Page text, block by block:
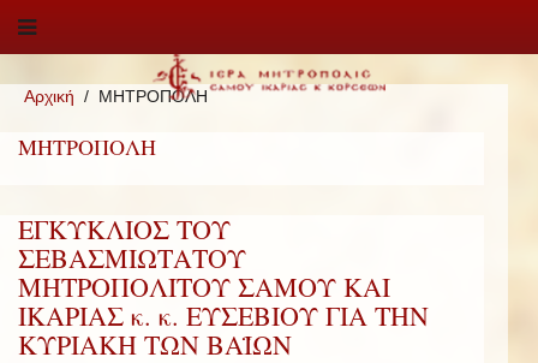
Αρχική ΜΗΤΡΟΠΟΛΗ
ΜΗΤΡΟΠΟΛΗ
ΕΓΚΥΚΛΙΟΣ ΤΟΥ
ΣΕΒΑΣΜΙΩΤΑΤΟΥ
ΜΗΤΡΟΠΟΛΙΤΟΥ ΣΑΜΟΥ ΚΑΙ
ΙΚΑΡΙΑΣ κ. κ. ΕΥΣΕΒΙΟΥ ΓΙΑ ΤΗΝ
ΚΥΡΙΑΚΗ ΤΩΝ ΒΑΪΩΝ